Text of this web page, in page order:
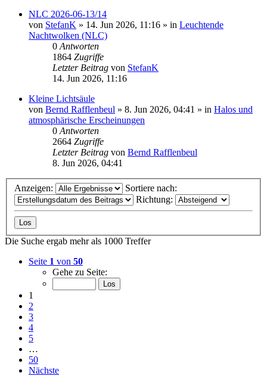
NLC 2026-06-13/14
von StefanK » 14. Jun 2026, 11:16 » in Leuchtende
Nachtwolken (NLC)
0 Antworten
1864 Zugriffe
Letzter Beitrag von StefanK
14. Jun 2026, 11:16
Kleine Lichtsäule
von Bernd Rafflenbeul » 8. Jun 2026, 04:41 » in Halos und
atmosphärische Erscheinungen
0 Antworten
2664 Zugriffe
Letzter Beitrag von Bernd Rafflenbeul
8. Jun 2026, 04:41
Anzeigen:
Sortiere nach:
Richtung:
Die Suche ergab mehr als 1000 Treffer
Seite 1 von 50
Gehe zu Seite:
1
2
3
4
5
…
50
Nächste